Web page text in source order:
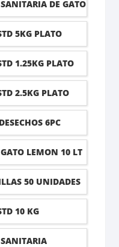
DE GATO
5KG PLATO
1.25KG PLATO
2.5KG PLATO
6PC
LEMON 10 LT
50 UNIDADES
60X45CM
10 KG